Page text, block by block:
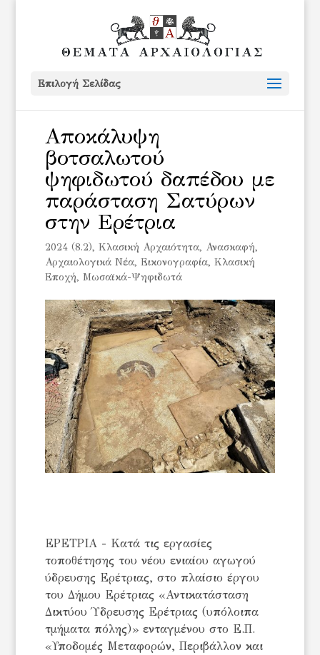
Επιλογή Σελίδας
Αποκάλυψη
βοτσαλωτού
ψηφιδωτού δαπέδου με
παράσταση Σατύρων
στην Ερέτρια
2024 (8.2), Kλασική Αρχαιότητα, Ανασκαφή,
Αρχαιολογικά Νέα, Εικονογραφία, Κλασική
Εποχή, Μωσαϊκά-Ψηφιδωτά
ΕΡΕΤΡΙΑ - Κατά τις εργασίες
τοποθέτησης του νέου ενιαίου αγωγού
ύδρευσης Ερέτριας, στο πλαίσιο έργου
του Δήμου Ερέτριας «Αντικατάσταση
Δικτύου Ύδρευσης Ερέτριας (υπόλοιπα
τμήματα πόλης)» ενταγμένου στο Ε.Π.
«Υποδομές Μεταφορών, Περιβάλλον και